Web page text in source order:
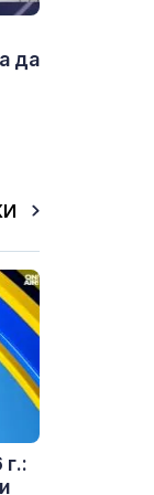
да